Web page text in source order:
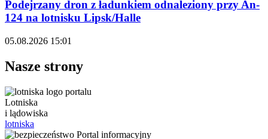
Podejrzany dron z ładunkiem odnaleziony przy An-
124 na lotnisku Lipsk/Halle
05.08.2026 15:01
Nasze strony
Lotniska
i lądowiska
lotniska